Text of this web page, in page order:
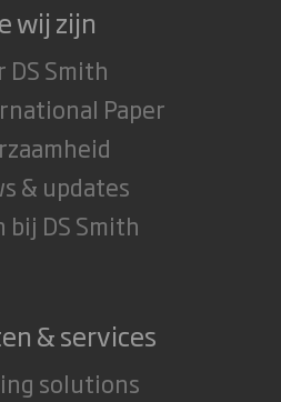
wij zijn
DS Smith
Paper
& updates
bij DS Smith
& services
solutions